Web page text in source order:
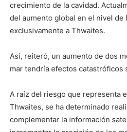
crecimiento de la cavidad.
del aumento global en el nivel de
exclusivamente a Thwaites.
Así, reiteró, un aumento de dos
mar tendría efectos catastróficos
A raíz del riesgo que representa
Thwaites, se ha determinado
complementar la información